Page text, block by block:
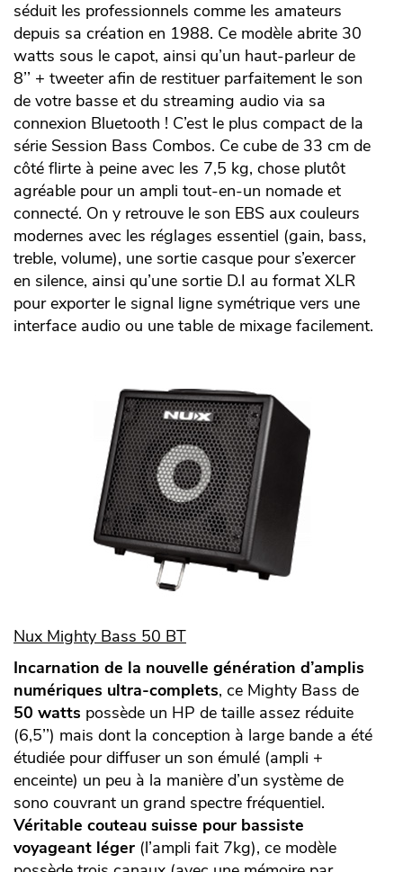
séduit les professionnels comme les amateurs
depuis sa création en 1988. Ce modèle abrite 30
watts sous le capot, ainsi qu’un haut-parleur de
8’’ + tweeter afin de restituer parfaitement le son
de votre basse et du streaming audio via sa
connexion Bluetooth ! C’est le plus compact de la
série Session Bass Combos. Ce cube de 33 cm de
côté flirte à peine avec les 7,5 kg, chose plutôt
agréable pour un ampli tout-en-un nomade et
connecté. On y retrouve le son EBS aux couleurs
modernes avec les réglages essentiel (gain, bass,
treble, volume), une sortie casque pour s’exercer
en silence, ainsi qu’une sortie D.I au format XLR
pour exporter le signal ligne symétrique vers une
interface audio ou une table de mixage facilement.
Nux Mighty Bass 50 BT
Incarnation de la nouvelle génération d’amplis
numériques ultra-complets, ce Mighty Bass de
50 watts possède un HP de taille assez réduite
(6,5’’) mais dont la conception à large bande a été
étudiée pour diffuser un son émulé (ampli +
enceinte) un peu à la manière d’un système de
sono couvrant un grand spectre fréquentiel.
Véritable couteau suisse pour bassiste
voyageant léger (l’ampli fait 7kg), ce modèle